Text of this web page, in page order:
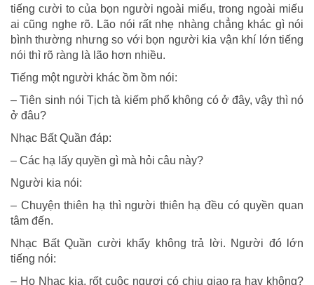
tiếng cười to của bọn người ngoài miếu, trong ngoài miếu
ai cũng nghe rõ. Lão nói rất nhẹ nhàng chẳng khác gì nói
bình thường nhưng so với bọn người kia vận khí lớn tiếng
nói thì rõ ràng là lão hơn nhiều.
Tiếng một người khác ồm ồm nói:
– Tiên sinh nói Tịch tà kiếm phổ không có ở đây, vậy thì nó
ở đâu?
Nhạc Bất Quần đáp:
– Các hạ lấy quyền gì mà hỏi câu này?
Người kia nói:
– Chuyện thiên hạ thì người thiên hạ đều có quyền quan
tâm đến.
Nhạc Bất Quần cười khẩy không trả lời. Người đó lớn
tiếng nói:
– Họ Nhạc kia, rốt cuộc ngươi có chịu giao ra hay không?